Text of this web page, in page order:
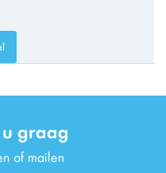
graag
of mailen